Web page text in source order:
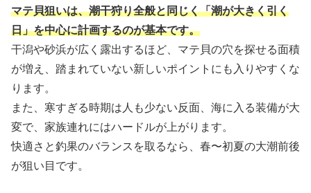
マテ貝狙いは、潮干狩り全般と同じく「潮が大きく引く
日」を中心に計画するのが基本です。
干潟や砂浜が広く露出するほど、マテ貝の穴を探せる面積
が増え、踏まれていない新しいポイントにも入りやすくな
ります。
また、寒すぎる時期は人も少ない反面、海に入る装備が大
変で、家族連れにはハードルが上がります。
快適さと釣果のバランスを取るなら、春〜初夏の大潮前後
が狙い目です。